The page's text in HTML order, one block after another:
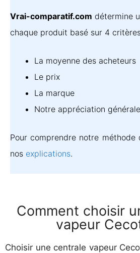
Vrai-comparatif.com détermine
chaque produit basé sur 4
La moyenne des acheteurs
Le prix
La marque
Notre appréciation générale
Pour comprendre notre méthode
nos explications.
Comment choisir
vapeur
Choisir une centrale vapeur